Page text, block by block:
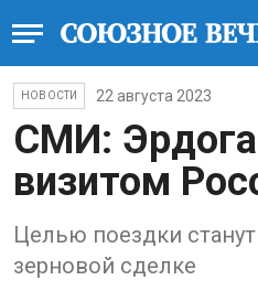
НОВОСТИ 22 августа 2023
СМИ:
визитом
Целью поездки
зерновой сделке